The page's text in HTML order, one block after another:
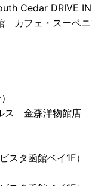
Cedar DRIVE
カフェ・スーベ
ス 金森洋物館店
タ函館ベイ1F）